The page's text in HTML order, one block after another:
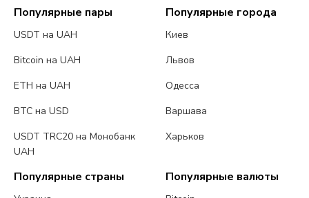
Популярные пары
USDT на UAH
Bitcoin на UAH
ETH на UAH
BTC на USD
USDT TRC20 на Монобанк
UAH
Популярные города
Киев
Львов
Одесса
Варшава
Харьков
Популярные страны Популярные валюты